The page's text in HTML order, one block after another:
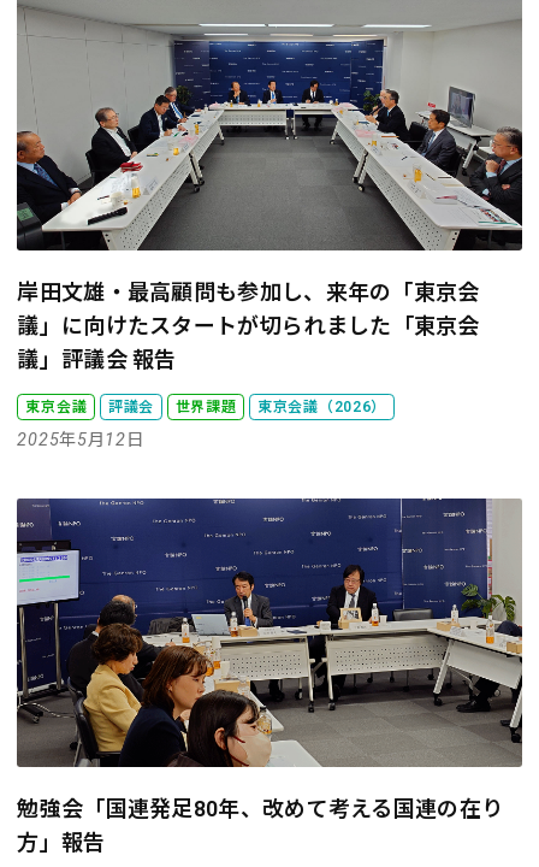
岸田文雄・最高顧問も参加し、来年の「東京会
議」に向けたスタートが切られました 「東京会
議」評議会 報告
東京会議 評議会 世界課題 東京会議（2026）
2025年5月12日
勉強会「国連発足80年、改めて考える国連の在り
方」報告